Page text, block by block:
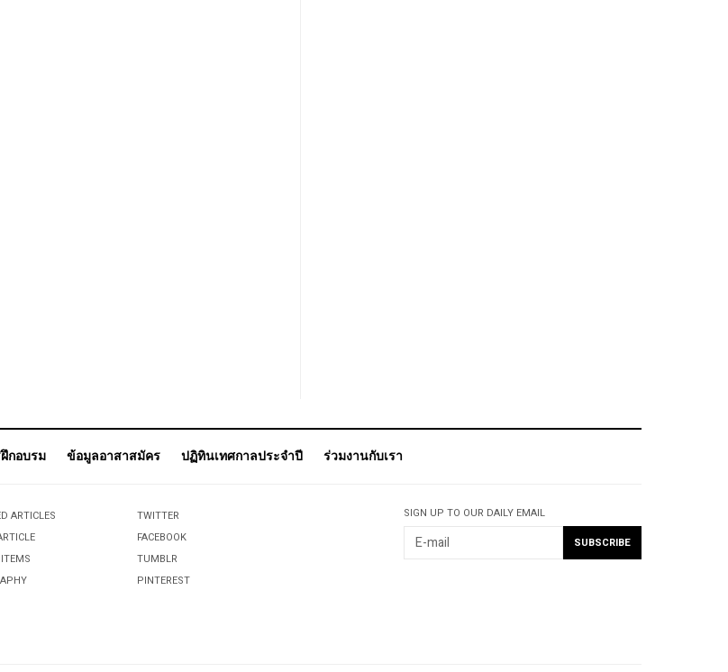
กอบรม ข้อมูลอาสาสมัคร ปฏิทินเทศกาลประจำปี ร่วมงานกับเรา
ARTICLES
TWITTER
FACEBOOK
TUMBLR
PINTEREST
SIGN UP TO OUR DAILY EMAIL